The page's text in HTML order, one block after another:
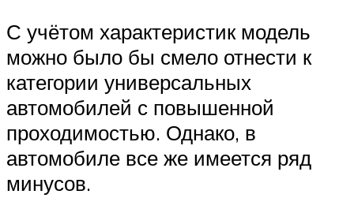
С учётом характеристик модель
можно было бы смело отнести к
категории универсальных
автомобилей с повышенной
проходимостью. Однако, в
автомобиле все же имеется ряд
минусов.